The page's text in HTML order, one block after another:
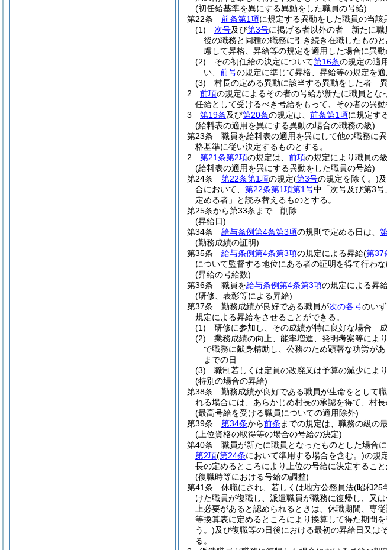
(初任給基準を異にする異動をした職員の号給)
第22条
前条第1項に規定する異動をした職員の当該
(1)
次号及び第3号に掲げる者以外の者 新たに職
後の職務と同種の職務に引き続き在職したもの
慮して昇格、昇給等の規定を適用した場合に異
(2)
その初任給の決定について第16条の規定の適
い、 前号の規定に準じて昇格、昇給等の規定を
(3)
村長の定める異動に該当する異動をした者
2
前項の規定によるその者の号給が新たに職員とな
任給として受けるべき号給をもって、その者の異
3
第19条及び第20条の規定は、 前条第1項に規定す
(給料表の適用を異にする異動の場合の職務の級)
第23条
職員を給料表の適用を異にして他の職務に
格基準に従い決定するものとする。
2
第21条第2項の規定は、 前項の規定により職員の
(給料表の適用を異にする異動をした職員の号給)
第24条
第22条第1項の規定(第3号の規定を除く。)
合において、 第22条第1項第1号中「次号及び第3号
定める者」と読み替えるものとする。
第25条から第33条まで
削除
(昇給日)
第34条
給与条例第4条第3項の規則で定める日は、
(勤務成績の証明)
第35条
給与条例第4条第3項の規定による昇給(第37
について監督する地位にある者の証明を得て行わな
(昇給の号給数)
第36条
職員を給与条例第4条第3項の規定による昇
(研修、表彰等による昇給)
第37条
勤務成績が良好である職員が次の各号のい
規定による昇給をさせることができる。
(1)
研修に参加し、その成績が特に良好な場合
(2)
業務成績の向上、能率増進、発明考案等によ
で職務に献身精励し、公務のため顕著な功労が
までの日
(3)
職制若しくは定員の改廃又は予算の減少に
(特別の場合の昇給)
第38条
勤務成績が良好である職員が生命をとして
れる場合には、あらかじめ村長の承認を得て、村長
(最高号給を受ける職員についての適用除外)
第39条
第34条から前条 までの規定は、職務の級の
(上位資格の取得等の場合の号給の決定)
第40条
職員が新たに職員となったものとした場合
第2項(第24条において準用する場合を含む。)の規
長の定めるところにより上位の号給に決定すること
(復職時等における号給の調整)
第41条
休職にされ、若しくは地方公務員法(昭和25
けた職員が復職し、派遣職員が職務に復帰し、又
上必要があると認められるときは、休職期間、専
等換算表に定めるところにより換算して得た期間
う。)及び復職等の日後における最初の昇給日又は
る。